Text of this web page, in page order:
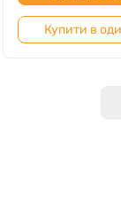
Купити в